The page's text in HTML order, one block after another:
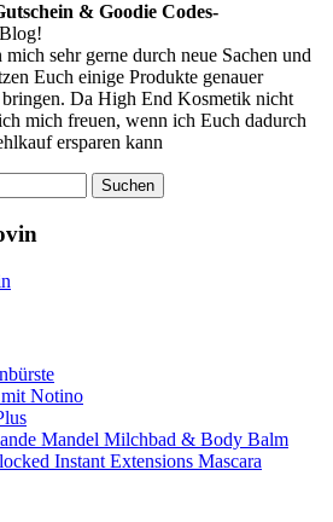
& Goodie Codes-
sehr gerne durch neue Sachen und
Euch einige Produkte genauer
Da High End Kosmetik nicht
mich freuen, wenn ich Euch dadurch
ersparen kann
Notino
Mandel Milchbad & Body Balm
Instant Extensions Mascara